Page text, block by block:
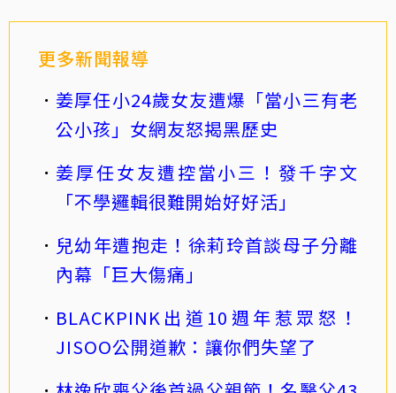
更多新聞報導
姜厚任小24歲女友遭爆「當小三有老
公小孩」女網友怒揭黑歷史
姜厚任女友遭控當小三！發千字文
「不學邏輯很難開始好好活」
兒幼年遭抱走！徐莉玲首談母子分離
內幕「巨大傷痛」
BLACKPINK出道10週年惹眾怒！
JISOO公開道歉：讓你們失望了